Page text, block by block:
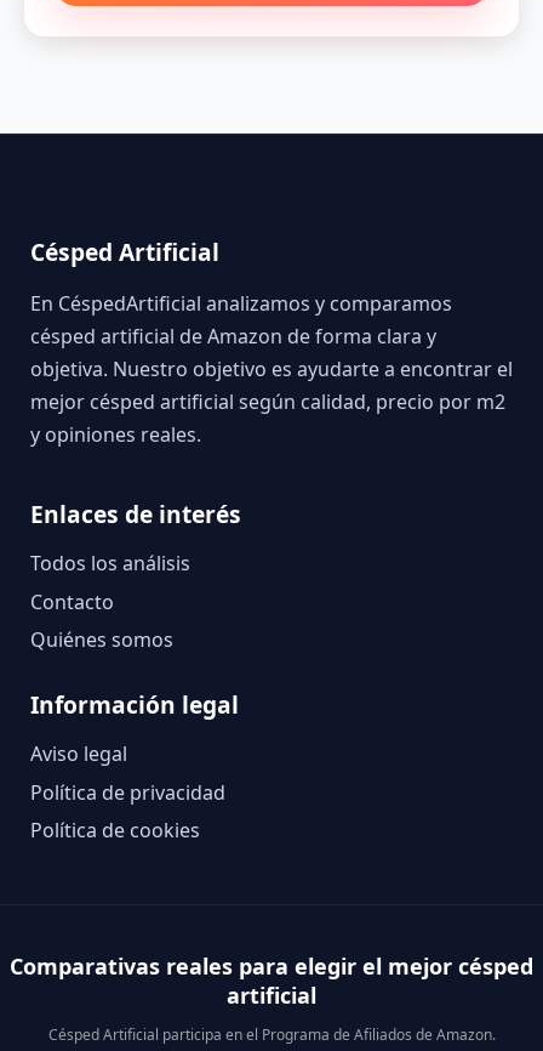
Césped Artificial
En CéspedArtificial analizamos y comparamos
césped artificial de Amazon de forma clara y
objetiva. Nuestro objetivo es ayudarte a encontrar el
mejor césped artificial según calidad, precio por m2
y opiniones reales.
Enlaces de interés
Todos los análisis
Contacto
Quiénes somos
Información legal
Aviso legal
Política de privacidad
Política de cookies
Comparativas reales para elegir el mejor césped
artificial
Césped Artificial participa en el Programa de Afiliados de Amazon.